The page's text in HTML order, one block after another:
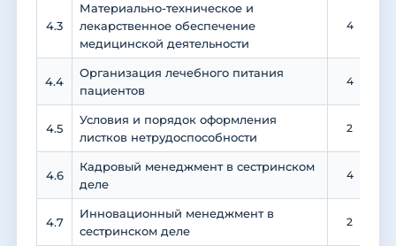
4.3
Материально-техническое и
лекарственное обеспечение
медицинской деятельности
4
4.4
Организация лечебного питания
пациентов
4
4.5
Условия и порядок оформления
листков нетрудоспособности
2
4.6
Кадровый менеджмент в сестринском
деле
4
4.7
Инновационный менеджмент в
сестринском деле
2